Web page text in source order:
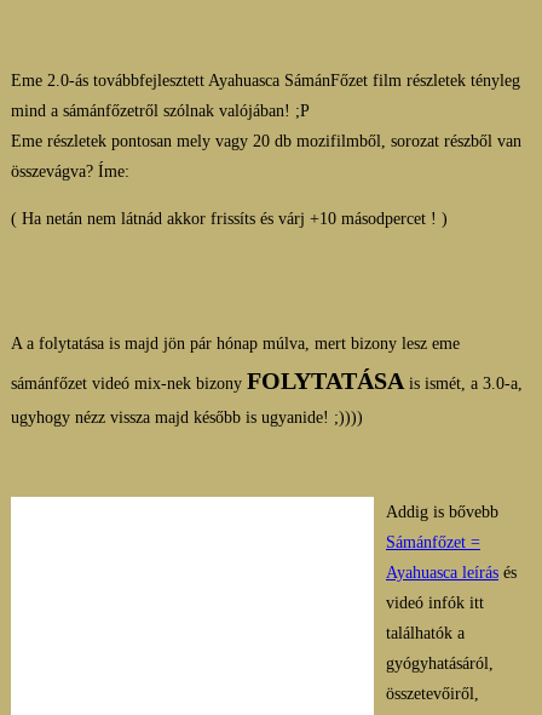
Eme 2.0-ás továbbfejlesztett Ayahuasca SámánFőzet film részletek tényleg
mind a sámánfőzetről szólnak valójában! ;P
Eme részletek pontosan mely vagy 20 db mozifilmből, sorozat részből van
összevágva? Íme:
( Ha netán nem látnád akkor frissíts és várj +10 másodpercet ! )
A a folytatása is majd jön pár hónap múlva, mert bizony lesz eme
sámánfőzet videó mix-nek bizony FOLYTATÁSAis ismét, a 3.0-a,
ugyhogy nézz vissza majd később is ugyanide! ;))))
Addig is bővebb
Sámánfőzet =
Ayahuasca leírás és
videó infók itt
találhatók a
gyógyhatásáról,
összetevőiről,